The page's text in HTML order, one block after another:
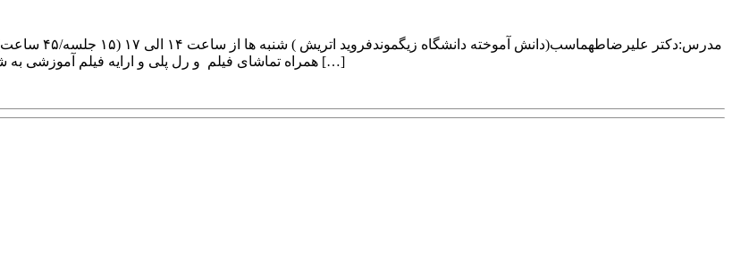
همراه تماشای فیلم و رل پلی و ارایه فیلم آموزشی به شرکت کنندگان. (به همراه صدور گواهی نامه معتبر)? (کلیه اعضا باشگاه طرحی نو […]